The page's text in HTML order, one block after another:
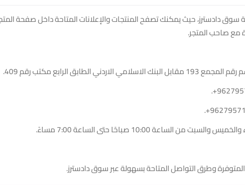
دادسترز، حيث يمكنك تصفح المنتجات والإعلانات المتاحة داخل صفحة
مع صاحب المتجر.
الرابع مكتب رقم 409.
.
.
الساعة 10:00 صباحًا حتى الساعة 7:00 مساءً.
وطرق التواصل المتاحة بسهولة عبر سوق دادسترز.